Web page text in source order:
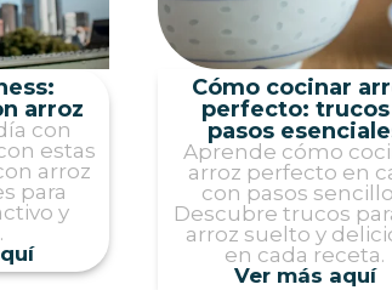
arroz
con
estas
arroz
para
y
Cómo cocinar
perfecto:
pasos
Aprende cómo
arroz perfecto en
con pasos
Descubre trucos
arroz suelto y
en cada receta.
Ver más aquí